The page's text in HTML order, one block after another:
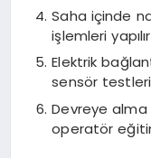
Saha içinde
işlemleri yapılır
Elektrik
sensör
Devreye
operatör